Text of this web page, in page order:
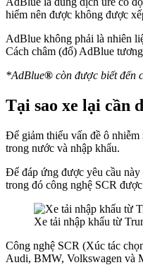
hiểm nên được không được
AdBlue không phải là nhiên
Cách châm (đổ) AdBlue
*AdBlue® còn được biết đến
Tại sao xe lại cần
Để giảm thiểu vấn đề ô
trong nước và nhập khẩu.
Để đáp ứng được yêu cầu này
trong đó công nghệ SCR
Xe tải nhập khẩu từ
Công nghệ SCR (Xúc tác
Audi, BMW, Volkswagen và